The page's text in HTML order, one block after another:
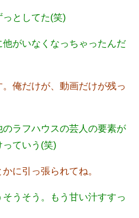
としてた(笑)
がいなくなっちゃったんだ
俺だけが、動画だけが残っ
ラフハウスの芸人の要素が
っていう(笑)
に引っ張られてね。
うそう。もう甘い汁すすっ